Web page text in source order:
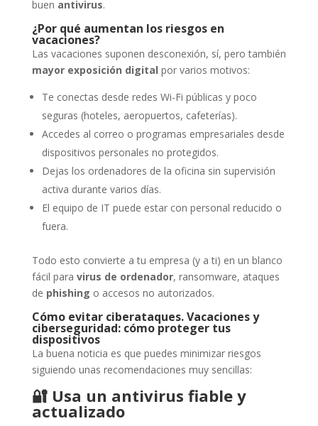
buen antivirus.
¿Por qué aumentan los riesgos en
vacaciones?
Las vacaciones suponen desconexión, sí, pero también
mayor exposición digital por varios motivos:
Te conectas desde redes Wi-Fi públicas y poco
seguras (hoteles, aeropuertos, cafeterías).
Accedes al correo o programas empresariales desde
dispositivos personales no protegidos.
Dejas los ordenadores de la oficina sin supervisión
activa durante varios días.
El equipo de IT puede estar con personal reducido o
fuera.
Todo esto convierte a tu empresa (y a ti) en un blanco
fácil para virus de ordenador, ransomware, ataques
de phishing o accesos no autorizados.
Cómo evitar ciberataques. Vacaciones y
ciberseguridad: cómo proteger tus
dispositivos
La buena noticia es que puedes minimizar riesgos
siguiendo unas recomendaciones muy sencillas:
🔐Usa un antivirus fiable y
actualizado